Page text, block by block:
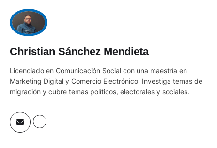
Christian Sánchez Mendieta
Licenciado en Comunicación Social con una maestría en
Marketing Digital y Comercio Electrónico. Investiga temas de
migración y cubre temas políticos, electorales y sociales.